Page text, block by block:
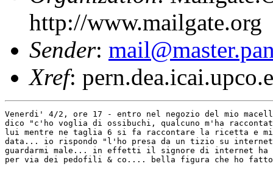
http://www.mailgate.org
Sender:
Xref:
Venerdi' 4/2, ore 17 - entro nel negozio del mio
dico "c'ho voglia di ossibuchi, qualcuno m'ha
lui mentre ne taglia 6 si fa raccontare la ricetta e
data... io rispondo "l'ho presa da un tizio su
guardarmi male... in effetti il signore di internet ha
per via dei pedofili & co.... bella figura che ho